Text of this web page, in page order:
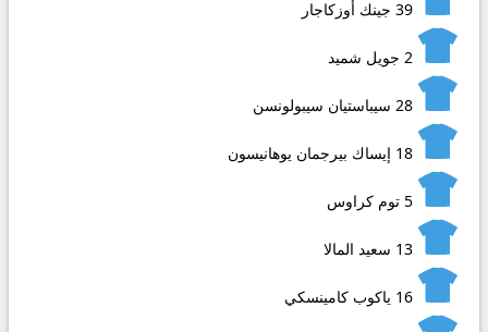
39 جينك أوزكاجار
2 جويل شميد
28 سيباستيان سيبولونسن
18 إيساك بيرجمان يوهانيسون
5 توم كراوس
13 سعيد المالا
16 ياكوب كامينسكي